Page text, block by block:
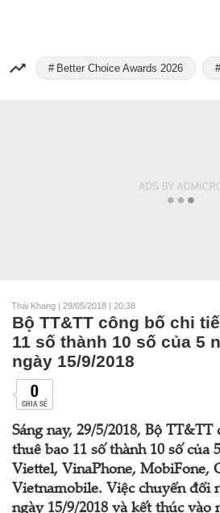
Better Choice Awards 2026
Thái Khang | 29/05/2018 | 20:38
Bộ TT&TT công bố chi
11 số thành 10 số của 5
ngày 15/9/2018
0
CHIA SẺ
Sáng nay, 29/5/2018, Bộ
thuê bao 11 số thành 10 số của
Viettel, VinaPhone, MobiFone,
Vietnamobile. Việc chuyển đổi
ngày 15/9/2018 và kết thúc vào